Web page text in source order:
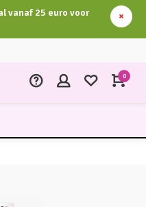
vanaf 25 euro voor
0